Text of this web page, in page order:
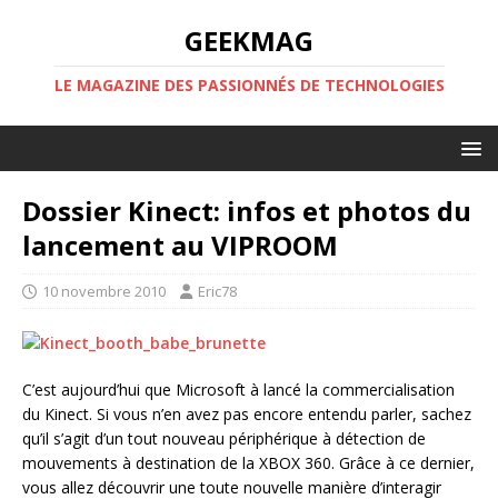
GEEKMAG
LE MAGAZINE DES PASSIONNÉS DE TECHNOLOGIES
Dossier Kinect: infos et photos du
lancement au VIPROOM
10 novembre 2010 Eric78
C’est aujourd’hui que Microsoft à lancé la commercialisation
du Kinect. Si vous n’en avez pas encore entendu parler, sachez
qu’il s’agit d’un tout nouveau périphérique à détection de
mouvements à destination de la XBOX 360. Grâce à ce dernier,
vous allez découvrir une toute nouvelle manière d’interagir